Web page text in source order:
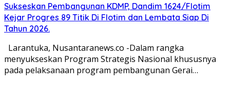
Sukseskan Pembangunan KDMP, Dandim 1624/Flotim
Kejar Progres 89 Titik Di Flotim dan Lembata Siap Di
Tahun 2026.
Larantuka, Nusantaranews.co -Dalam rangka
menyukseskan Program Strategis Nasional khususnya
pada pelaksanaan program pembangunan Gerai…